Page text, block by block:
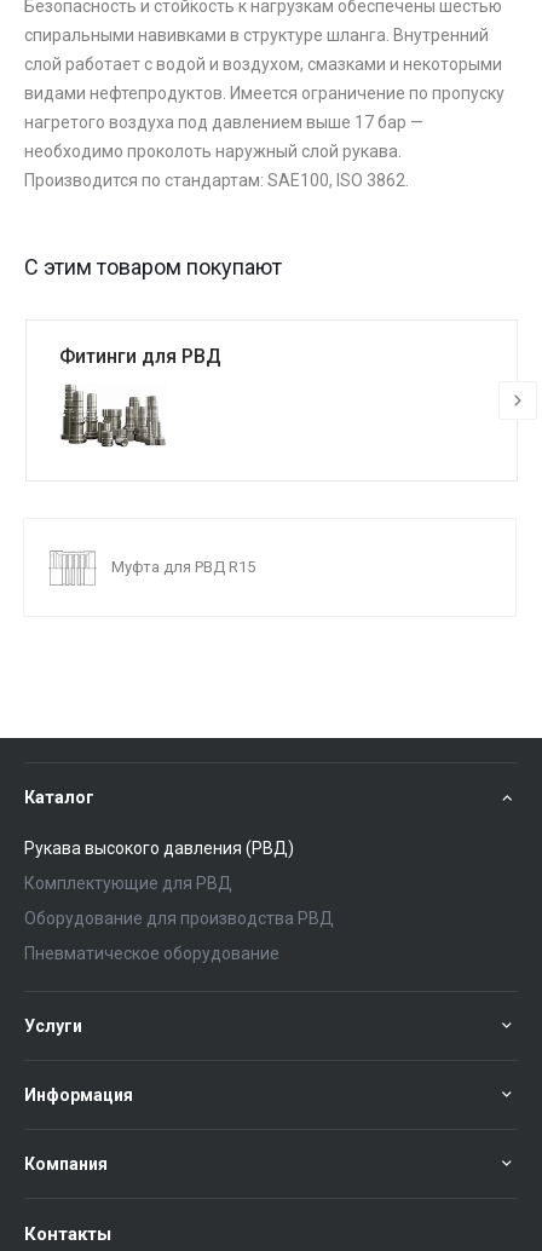
Безопасность и стойкость к нагрузкам обеспечены шестью
спиральными навивками в структуре шланга. Внутренний
слой работает с водой и воздухом, смазками и некоторыми
видами нефтепродуктов. Имеется ограничение по пропуску
нагретого воздуха под давлением выше 17 бар —
необходимо проколоть наружный слой рукава.
Производится по стандартам: SAE100, ISO 3862.
С этим товаром покупают
Фитинги для РВД
Муфта для РВД R15
Каталог
Рукава высокого давления (РВД)
Комплектующие для РВД
Оборудование для производства РВД
Пневматическое оборудование
Услуги
Информация
Компания
Контакты